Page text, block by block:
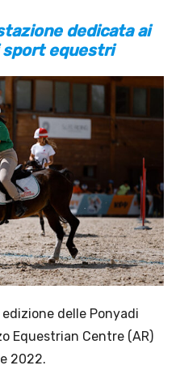
dedicata ai
sport equestri
delle Ponyadi
Equestrian Centre (AR)
2022.